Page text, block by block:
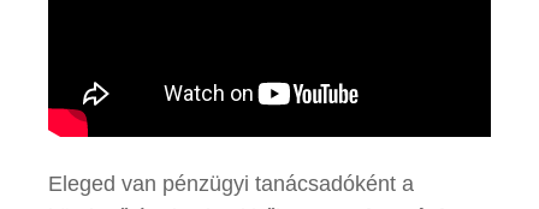
Eleged van pénzügyi tanácsadóként a